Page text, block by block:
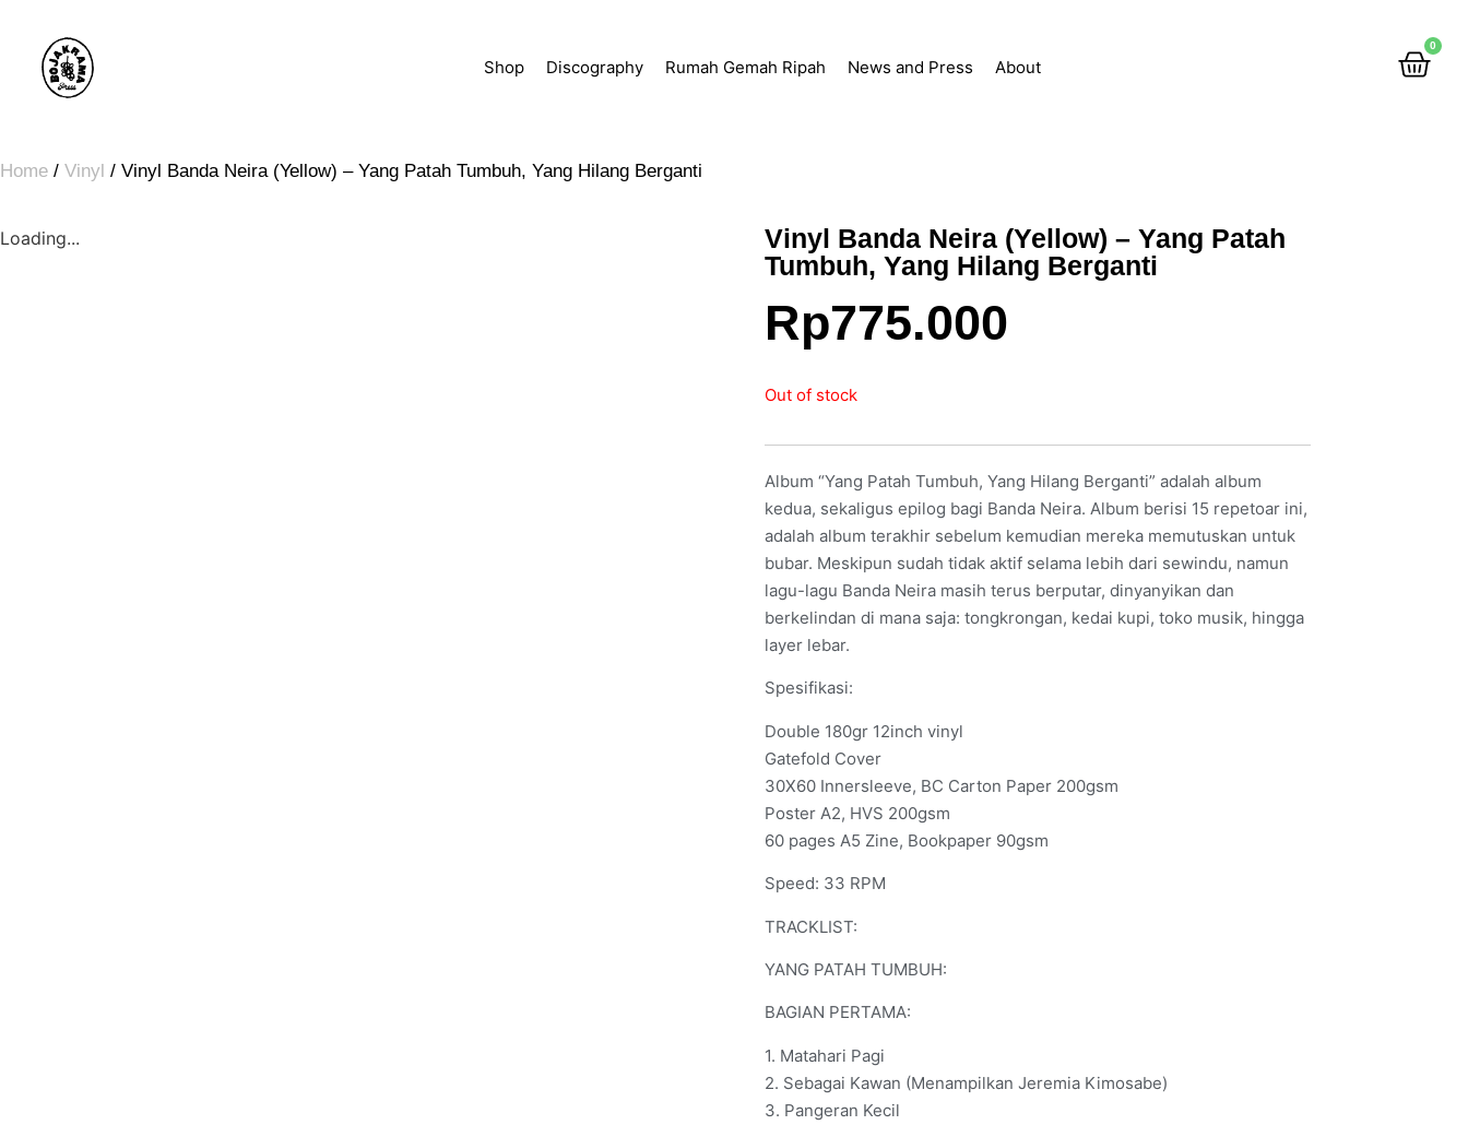
Shop Discography Rumah Gemah Ripah News and Press About
0
Home / Vinyl / Vinyl Banda Neira (Yellow) – Yang Patah Tumbuh, Yang Hilang Berganti
Loading...
Vinyl Banda Neira (Yellow) – Yang Patah
Tumbuh, Yang Hilang Berganti
Rp775.000
Out of stock
Album “Yang Patah Tumbuh, Yang Hilang Berganti” adalah album
kedua, sekaligus epilog bagi Banda Neira. Album berisi 15 repetoar ini,
adalah album terakhir sebelum kemudian mereka memutuskan untuk
bubar. Meskipun sudah tidak aktif selama lebih dari sewindu, namun
lagu-lagu Banda Neira masih terus berputar, dinyanyikan dan
berkelindan di mana saja: tongkrongan, kedai kupi, toko musik, hingga
layer lebar.
Spesifikasi:
Double 180gr 12inch vinyl
Gatefold Cover
30X60 Innersleeve, BC Carton Paper 200gsm
Poster A2, HVS 200gsm
60 pages A5 Zine, Bookpaper 90gsm
Speed: 33 RPM
TRACKLIST:
YANG PATAH TUMBUH:
BAGIAN PERTAMA:
1. Matahari Pagi
2. Sebagai Kawan (Menampilkan Jeremia Kimosabe)
3. Pangeran Kecil